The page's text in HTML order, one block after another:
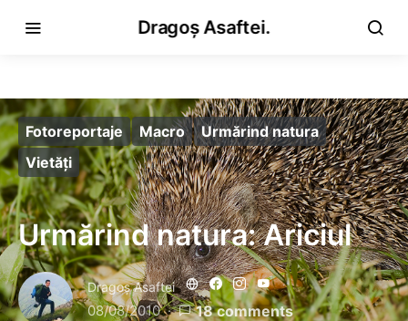
Dragoș Asaftei.
Fotoreportaje Macro
Urmărind natura
Vietăţi
Urmărind natura: Ariciul
Dragoş Asaftei
08/08/2010 18 comments